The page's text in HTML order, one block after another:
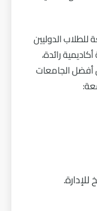
للطلاب الدوليين
رائدة،
أفضل الجامعات